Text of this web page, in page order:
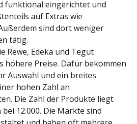
funktional eingerichtet und
auf Extras wie
sind dort weniger
tätig.
Rewe, Edeka und Tegut
höhere Preise. Dafür bekommen
Auswahl und ein breites
hohen Zahl an
Die Zahl der Produkte liegt
12.000. Die Märkte sind